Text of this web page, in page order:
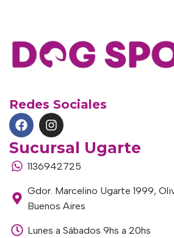
Redes Sociales
Sucursal Ugarte
1136942725
Gdor. Marcelino Ugarte 1999,
Buenos Aires
Lunes a Sábados 9hs a 20hs